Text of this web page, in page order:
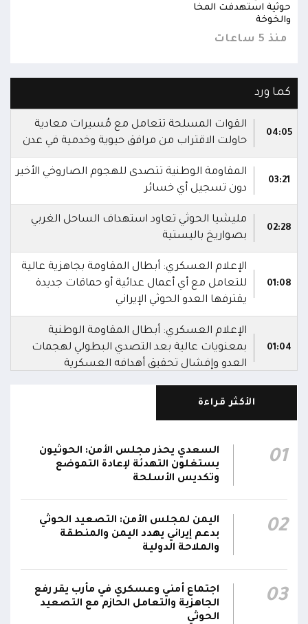
حوثية استهدفت المخا
والخوخة
منذ 5 ساعات
كما ورد
04:05
القوات المسلحة تتعامل مع مُسيرات معادية
حاولت الاقتراب من مرافق حيوية وخدمية في عدن
03:21
المقاومة الوطنية تتصدى للهجوم الصاروخي الأخير
دون تسجيل أي خسائر
02:28
مليشيا الحوثي تعاود استهداف الساحل الغربي
بصواريخ باليستية
01:08
الإعلام العسكري: أبطال المقاومة بجاهزية عالية
للتعامل مع أي أعمال عدائية أو حماقات جديدة
يقترفها العدو الحوثي الإيراني
01:04
الإعلام العسكري: أبطال المقاومة الوطنية
بمعنويات عالية بعد التصدي البطولي لهجمات
العدو وإفشال تحقيق أهدافه العسكرية
الإعلام العسكري للمقاومة الوطنية: هجمات
مصدر عسكري: المقاومة الوطنية تحبط هجوماً
السلطة المحلية بالمخا تدين هجمات الحوثيين على
الميناء وتؤكد أنها لن تثني المدينة عن مواصلة
جهود البناء والتنمية
الأكثر قراءة
01
السعدي يحذر مجلس الأمن: الحوثيون
يستغلون التهدئة لإعادة التموضع
وتكديس الأسلحة
02
اليمن لمجلس الأمن: التصعيد الحوثي
بدعم إيراني يهدد اليمن والمنطقة
والملاحة الدولية
03
اجتماع أمني وعسكري في مأرب يقر رفع
الجاهزية والتعامل الحازم مع التصعيد
الحوثي